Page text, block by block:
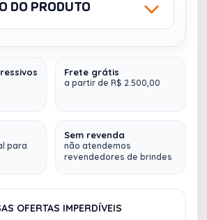
DO PRODUTO
- Basico
(Personalize do seu
de sua empresa)
(35 x 41 cm) em 210D. -
- FORMATO Gota
PERSONALIZADO -
Frete grátis
a partir de R$ 2.500,00
para
Sem revenda
não atendemos
revendedores de brindes
OFERTAS IMPERDÍVEIS